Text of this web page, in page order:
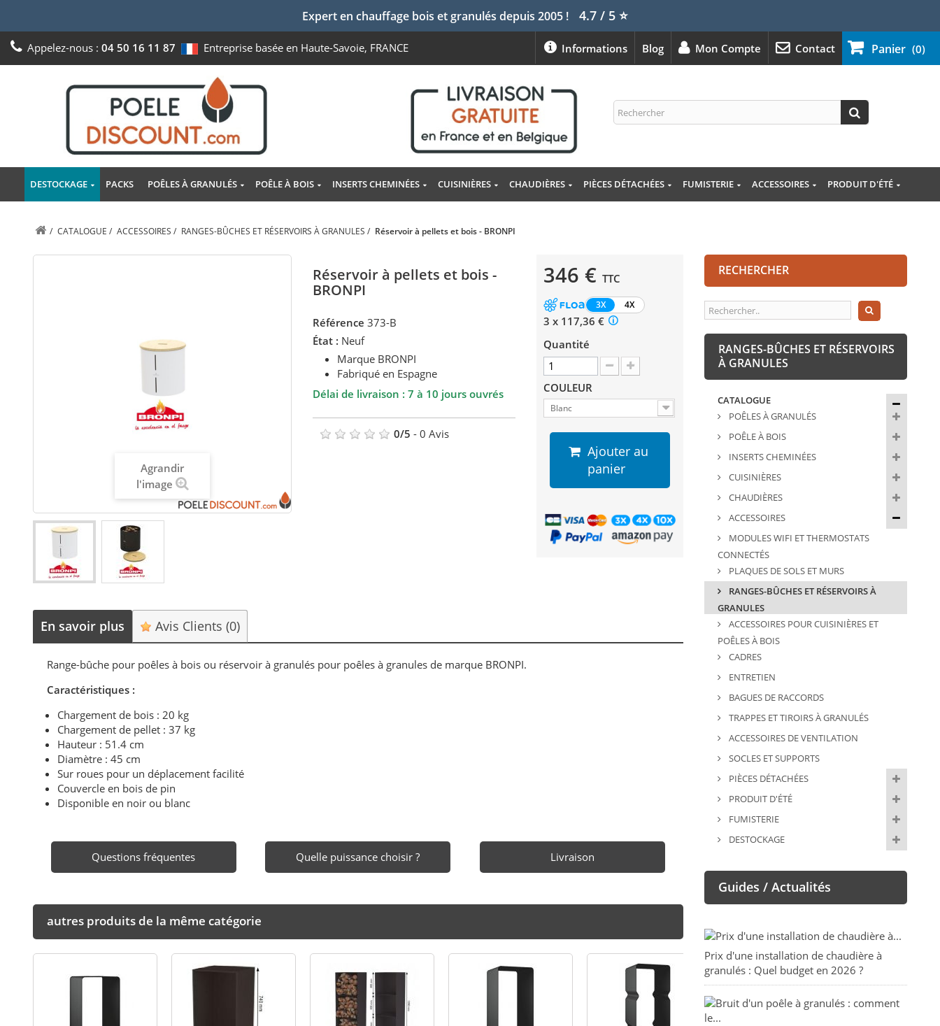
Expert en chauffage bois et granulés depuis 2005 ! 4.7 / 5⭐
Panier (0)
Appelez-nous : 04 50 16 11 87 Entreprise basée en Haute-Savoie, FRANCE Contact
Mon Compte
Blog
Informations
DESTOCKAGE PACKS POÊLES À GRANULÉS POÊLE À BOIS INSERTS CHEMINÉES CUISINIÈRES CHAUDIÈRES PIÈCES DÉTACHÉES FUMISTERIE ACCESSOIRES PRODUIT D'ÉTÉ
/ CATALOGUE / ACCESSOIRES / RANGES-BÛCHES ET RÉSERVOIRS À GRANULES / Réservoir à pellets et bois - BRONPI
Agrandir
l'image
Réservoir à pellets et bois -
BRONPI
Référence 373-B
État : Neuf
Marque BRONPI
Fabriqué en Espagne
Délai de livraison : 7 à 10 jours ouvrés
0/5 - 0 Avis
346 € TTC
3X 4X
3 x 117,36 €
Quantité
COULEUR
Blanc
Ajouter au
panier
En savoir plus Avis Clients(0)
Range-bûche pour poêles à bois ou réservoir à granulés pour poêles à granules de marque BRONPI.
Caractéristiques :
Chargement de bois : 20 kg
Chargement de pellet : 37 kg
Hauteur : 51.4 cm
Diamètre : 45 cm
Sur roues pour un déplacement facilité
Couvercle en bois de pin
Disponible en noir ou blanc
Questions fréquentes Quelle puissance choisir ? Livraison
autres produits de la même catégorie
RECHERCHER
RANGES-BÛCHES ET RÉSERVOIRS
À GRANULES
CATALOGUE
POÊLES À GRANULÉS
POÊLE À BOIS
INSERTS CHEMINÉES
CUISINIÈRES
CHAUDIÈRES
ACCESSOIRES
MODULES WIFI ET THERMOSTATS
CONNECTÉS
PLAQUES DE SOLS ET MURS
RANGES-BÛCHES ET RÉSERVOIRS À
GRANULES
ACCESSOIRES POUR CUISINIÈRES ET
POÊLES À BOIS
CADRES
ENTRETIEN
BAGUES DE RACCORDS
TRAPPES ET TIROIRS À GRANULÉS
ACCESSOIRES DE VENTILATION
SOCLES ET SUPPORTS
PIÈCES DÉTACHÉES
PRODUIT D'ÉTÉ
FUMISTERIE
DESTOCKAGE
Guides / Actualités
Prix d'une installation de chaudière à
granulés : Quel budget en 2026 ?